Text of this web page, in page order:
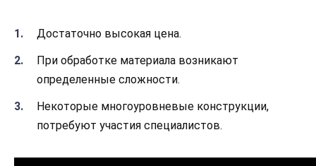
Достаточно высокая цена.
При обработке материала возникают
определенные сложности.
Некоторые многоуровневые конструкции,
потребуют участия специалистов.